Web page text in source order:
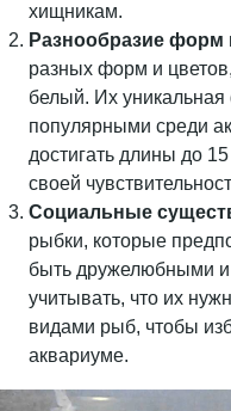
хищникам.
Разнообразие форм
разных форм и
белый. Их
популярными среди
достигать длины до
своей
Социальные
рыбки, которые
быть дружелюбными
учитывать, что их
видами рыб, чтобы
аквариуме.